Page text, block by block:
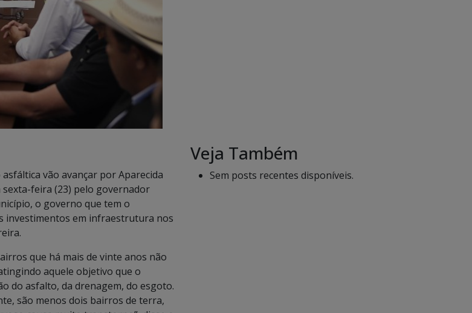
vão avançar por Aparecida
sexta-feira (23) pelo governador
o governo que tem o
investimentos em infraestrutura nos
que há mais de vinte anos não
aquele objetivo que o
do asfalto, da drenagem, do esgoto.
são menos dois bairros de terra,
Veja Também
Sem posts recentes disponíveis.